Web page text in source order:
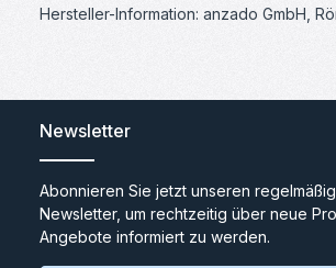
Hersteller-Information: anzado GmbH,
Newsletter
Abonnieren Sie jetzt unseren
Newsletter, um rechtzeitig über neue
Angebote informiert zu werden.